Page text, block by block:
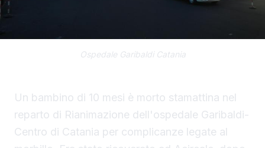
Ospedale Garibaldi Catania
Un bambino di 10 mesi è morto stamattina nel
reparto di Rianimazione dell'ospedale Garibaldi-
Centro di Catania per complicanze legate al